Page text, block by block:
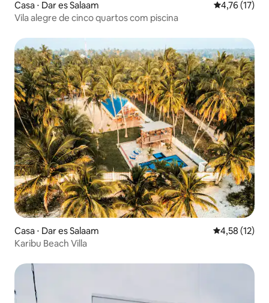
Casa ⋅ Dar es Salaam 4,76 de uma
4,76 (17)
Vila alegre de cinco quartos com piscina
Casa ⋅ Dar es Salaam 4,58 de uma
4,58 (12)
Karibu Beach Villa